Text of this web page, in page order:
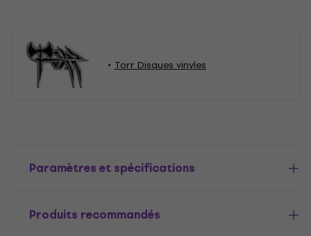
Torr Disques vinyles
Paramètres et spécifications
Produits recommandés